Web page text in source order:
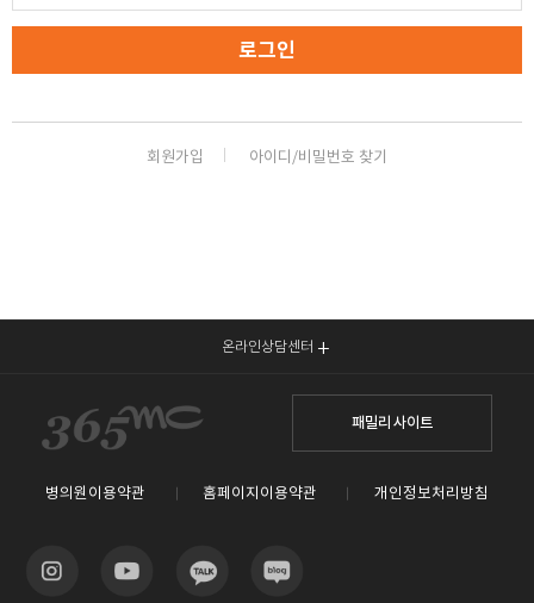
로그인
회원가입 아이디/비밀번호 찾기
온라인상담센터
패밀리 사이트
병의원이용약관 홈페이지이용약관 개인정보처리방침